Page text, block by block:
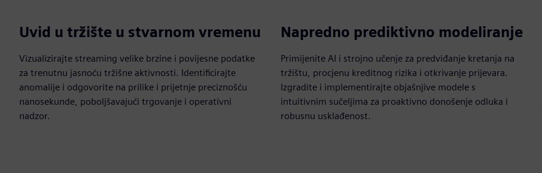
Uvid u tržište u stvarnom vremenu
Vizualizirajte streaming velike brzine i povijesne podatke
za trenutnu jasnoću tržišne aktivnosti. Identificirajte
anomalije i odgovorite na prilike i prijetnje preciznošću
nanosekunde, poboljšavajući trgovanje i operativni
nadzor.
Napredno prediktivno modeliranje
Primijenite AI i strojno učenje za predviđanje kretanja na
tržištu, procjenu kreditnog rizika i otkrivanje prijevara.
Izgradite i implementirajte objašnjive modele s
intuitivnim sučeljima za proaktivno donošenje odluka i
robusnu usklađenost.